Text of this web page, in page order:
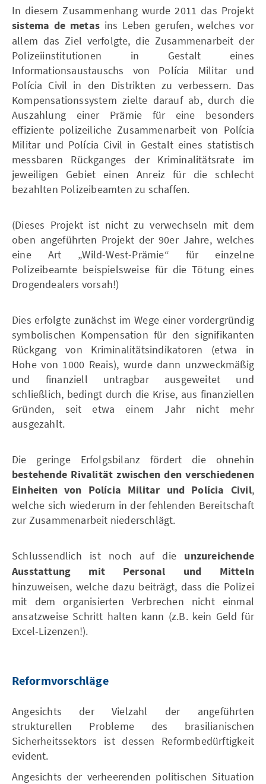
In diesem Zusammenhang wurde 2011 das Projekt
sistema de metasins Leben gerufen, welches vor
allem das Ziel verfolgte, die Zusammenarbeit der
Polizeiinstitutionen in Gestalt eines
Informationsaustauschs von Polícia Militar und
Polícia Civil in den Distrikten zu verbessern. Das
Kompensationssystem zielte darauf ab, durch die
Auszahlung einer Prämie für eine besonders
effiziente polizeiliche Zusammenarbeit von Polícia
Militar und Polícia Civil in Gestalt eines statistisch
messbaren Rückganges der Kriminalitätsrate im
jeweiligen Gebiet einen Anreiz für die schlecht
bezahlten Polizeibeamten zu schaffen.
(Dieses Projekt ist nicht zu verwechseln mit dem
oben angeführten Projekt der 90er Jahre, welches
eine Art „Wild-West-Prämie“ für einzelne
Polizeibeamte beispielsweise für die Tötung eines
Drogendealers vorsah!)
Dies erfolgte zunächst im Wege einer vordergründig
symbolischen Kompensation für den signifikanten
Rückgang von Kriminalitätsindikatoren (etwa in
Hohe von 1000 Reais), wurde dann unzweckmäßig
und finanziell untragbar ausgeweitet und
schließlich, bedingt durch die Krise, aus finanziellen
Gründen, seit etwa einem Jahr nicht mehr
ausgezahlt.
Die geringe Erfolgsbilanz fördert die ohnehin
bestehende Rivalität zwischen den verschiedenen
Einheiten von Polícia Militar und Polícia Civil,
welche sich wiederum in der fehlenden Bereitschaft
zur Zusammenarbeit niederschlägt.
Schlussendlich ist noch auf die unzureichende
Ausstattung mit Personal und Mitteln
hinzuweisen, welche dazu beiträgt, dass die Polizei
mit dem organisierten Verbrechen nicht einmal
ansatzweise Schritt halten kann (z.B. kein Geld für
Excel-Lizenzen!).
Reformvorschläge
Angesichts der Vielzahl der angeführten
strukturellen Probleme des brasilianischen
Sicherheitssektors ist dessen Reformbedürftigkeit
evident.
Angesichts der verheerenden politischen Situation